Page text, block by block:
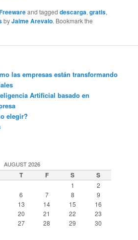
and taggeddescarga,gratis,
byJaime Arevalo. Bookmark the
las empresas están transformando
Artificial basado en
elegir?
AUGUST 2026
T F S S
1
2
6 7 8
9
13 14 15
16
20 21 22
23
27 28 29
30